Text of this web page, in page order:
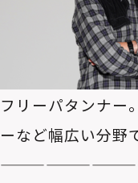
フリーパタンナー
ーなど幅広い分野